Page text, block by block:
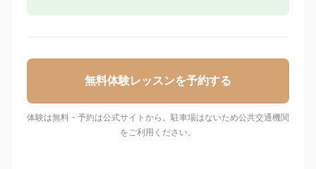
無料体験レッスンを予約する
体験は無料・予約は公式サイトから。駐車場はないため公共交通機関
をご利用ください。